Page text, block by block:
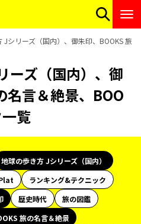
Jシリーズ（国内）、御朱印、BOOKS 旅
ーズ（国内）、御
名言＆絶景、BOO
覧
地球の歩き方 Jシリーズ（国内）
ランキング&テクニック
歴史時代
旅の図鑑
旅の名言＆絶景